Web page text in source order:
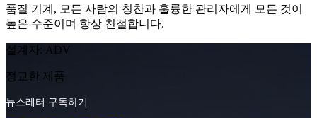
품질 기계, 모든 사람의 칭찬과 훌륭한 관리자에게 모든 것이
높은 수준이며 항상 친절합니다.
설계자: ADV
정교한 제품
뉴스레터 구독하기